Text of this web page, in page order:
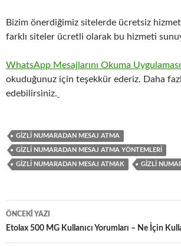
Bizim önerdiğimiz sitelerde ücretsiz
farklı siteler ücretli olarak bu hizmeti
WhatsApp Mesajlarını Okuma Uygulaması
okuduğunuz için teşekkür ederiz. Daha
edebilirsiniz.
GIZLI NUMARADAN MESAJ ATMA
GIZLI NUMARADAN MESAJ ATMA YÖNTEMLERI
GIZLI NUMARADAN MESAJ ATMAK GIZLI
Yazı
dolaşımı
ÖNCEKI YAZI
Etolax 500 MG Kullanıcı Yorumları – Ne İçin